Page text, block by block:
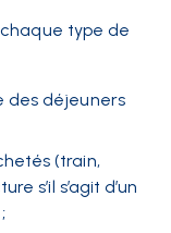
type de
des déjeuners
(train,
s’il s’agit d’un